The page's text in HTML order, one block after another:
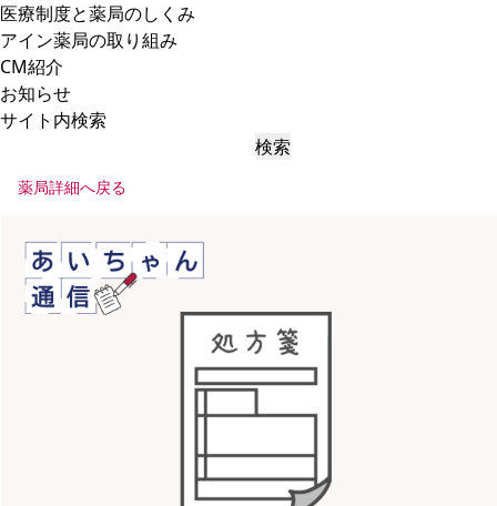
医療制度と薬局のしくみ
アイン薬局の取り組み
CM紹介
お知らせ
サイト内検索
検索
薬局詳細へ戻る